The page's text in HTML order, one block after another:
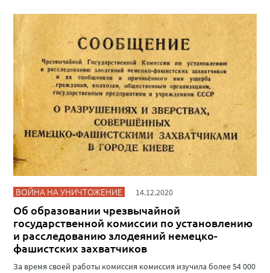
ВОЙНА НА УНИЧТОЖЕНИЕ 14.12.2020
Об образовании чрезвычайной
государственной комиссии по установлению
и расследованию злодеяний немецко-
фашистских захватчиков
За время своей работы комиссия комиссия изучила более 54 000